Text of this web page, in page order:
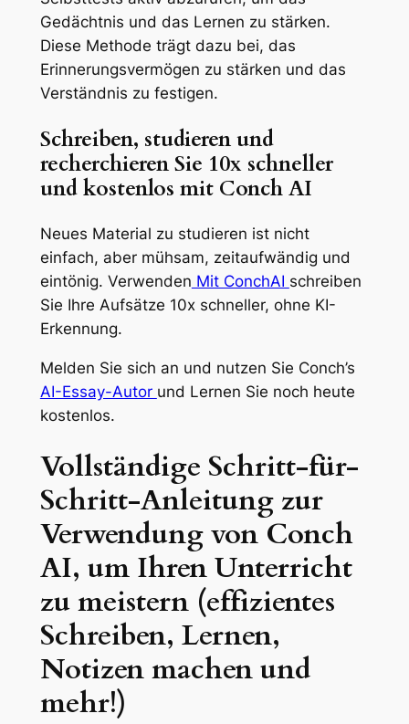
Gedächtnis und das Lernen zu stärken.
Diese Methode trägt dazu bei, das
Erinnerungsvermögen zu stärken und das
Verständnis zu festigen.
Schreiben, studieren und
recherchieren Sie 10x schneller
und kostenlos mit Conch AI
Neues Material zu studieren ist nicht
einfach, aber mühsam, zeitaufwändig und
eintönig. Verwenden Mit ConchAI schreiben
Sie Ihre Aufsätze 10x schneller, ohne KI-
Erkennung.
Melden Sie sich an und nutzen Sie Conch’s
AI-Essay-Autor und Lernen Sie noch heute
kostenlos.
Vollständige Schritt-für-
Schritt-Anleitung zur
Verwendung von Conch
AI, um Ihren Unterricht
zu meistern (effizientes
Schreiben, Lernen,
Notizen machen und
mehr!)